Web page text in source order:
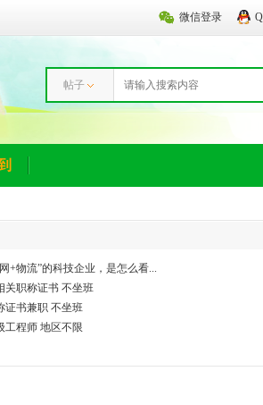
微信登录
帖子
+物流”的科技企业，是怎么看...
关职称证书 不坐班
证书兼职 不坐班
工程师 地区不限